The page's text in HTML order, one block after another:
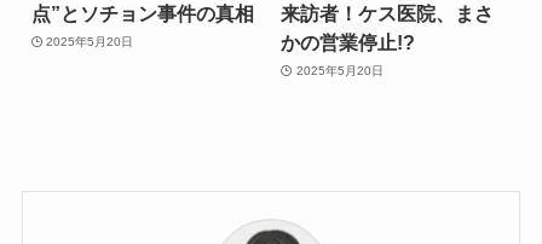
点”とソチョン事件の真相
2025年5月20日
来訪者！ケス医院、まさ
かの営業停止!?
2025年5月20日